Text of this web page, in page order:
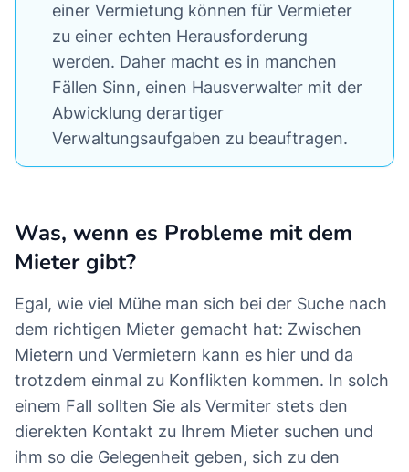
einer Vermietung können für Vermieter
zu einer echten Herausforderung
werden. Daher macht es in manchen
Fällen Sinn, einen Hausverwalter mit der
Abwicklung derartiger
Verwaltungsaufgaben zu beauftragen.
Was, wenn es Probleme mit dem
Mieter gibt?
Egal, wie viel Mühe man sich bei der Suche nach
dem richtigen Mieter gemacht hat: Zwischen
Mietern und Vermietern kann es hier und da
trotzdem einmal zu Konflikten kommen. In solch
einem Fall sollten Sie als Vermiter stets den
dierekten Kontakt zu Ihrem Mieter suchen und
ihm so die Gelegenheit geben, sich zu den